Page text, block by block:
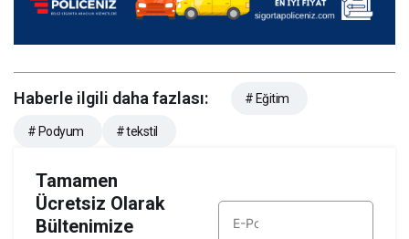
Haberle ilgili daha fazlası: # Eğitim
# Podyum # tekstil
Tamamen
Ücretsiz Olarak
Bültenimize